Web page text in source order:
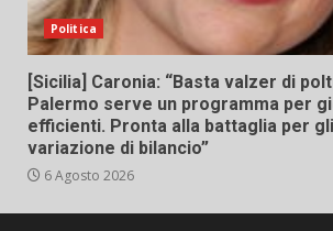
Politica
[Sicilia] Caronia: “Basta valzer di
Palermo serve un programma per
efficienti. Pronta alla battaglia per
variazione di bilancio”
6 Agosto 2026